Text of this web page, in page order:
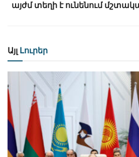
այժմ տեղի է ունենում
Այլ Լուրեր